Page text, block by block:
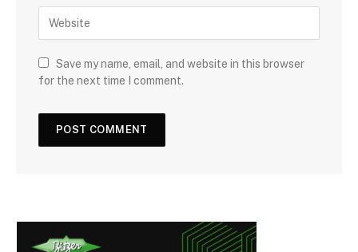
Save my name, email, and website in this browser
for the next time I comment.